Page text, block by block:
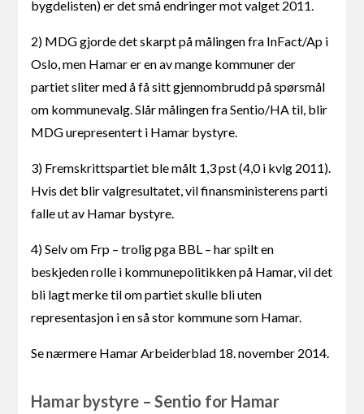
bygdelisten) er det små endringer mot valget 2011.
2) MDG gjorde det skarpt på målingen fra InFact/Ap i
Oslo, men Hamar er en av mange kommuner der
partiet sliter med å få sitt gjennombrudd på spørsmål
om kommunevalg. Slår målingen fra Sentio/HA til, blir
MDG urepresentert i Hamar bystyre.
3) Fremskrittspartiet ble målt 1,3 pst (4,0 i kvlg 2011).
Hvis det blir valgresultatet, vil finansministerens parti
falle ut av Hamar bystyre.
4) Selv om Frp – trolig pga BBL – har spilt en
beskjeden rolle i kommunepolitikken på Hamar, vil det
bli lagt merke til om partiet skulle bli uten
representasjon i en så stor kommune som Hamar.
Se nærmere Hamar Arbeiderblad 18. november 2014.
Hamar bystyre – Sentio for Hamar